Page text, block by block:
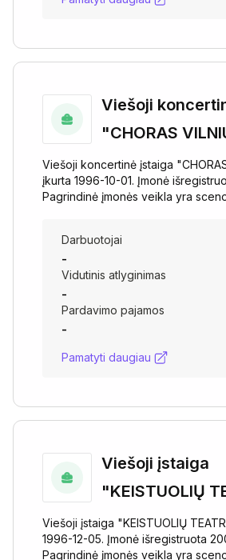
Viešoji
"CHORAS
Viešoji koncertinė įstaiga
įkurta 1996-10-01. Įmonė
Pagrindinė įmonės veikla yra
Darbuotojai
-
Vidutinis atlyginimas
-
Pardavimo pajamos
-
Pamatyti daugiau
Viešoji įstaiga
"KEISTUOLIŲ
Viešoji įstaiga "KEISTUOLIŲ
1996-12-05. Įmonė išregistruota
Pagrindinė įmonės veikla yra